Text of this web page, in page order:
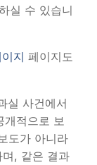
실 수 있습니
지 페이지도
실 사건에서
적으로 보
도가 아니라
, 같은 결과